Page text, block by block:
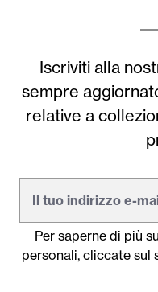
Iscriviti alla
sempre
relative a
Per saperne di più
personali, cliccate sul